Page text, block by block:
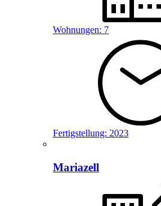
Wohnungen: 7
Fertigstellung: 2023
Mariazell